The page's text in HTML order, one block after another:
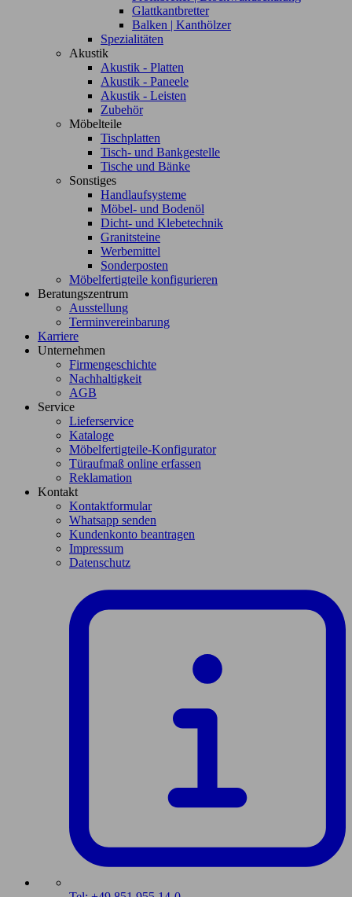
Glattkantbretter
Balken | Kanthölzer
Spezialitäten
Akustik
Akustik - Platten
Akustik - Paneele
Akustik - Leisten
Zubehör
Möbelteile
Tischplatten
Tisch- und Bankgestelle
Tische und Bänke
Sonstiges
Handlaufsysteme
Möbel- und Bodenöl
Dicht- und Klebetechnik
Granitsteine
Werbemittel
Sonderposten
Möbelfertigteile konfigurieren
Beratungszentrum
Ausstellung
Terminvereinbarung
Karriere
Unternehmen
Firmengeschichte
Nachhaltigkeit
AGB
Service
Lieferservice
Kataloge
Möbelfertigteile-Konfigurator
Türaufmaß online erfassen
Reklamation
Kontakt
Kontaktformular
Whatsapp senden
Kundenkonto beantragen
Impressum
Datenschutz